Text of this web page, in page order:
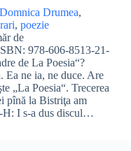
Domnica Drumea
, poezie
de
978-606-8513-21-
de La Poesia“?
Ea ne ia, ne duce. Are
„La Poesia“. Trecerea
pînă la Bistriţa am
H: I s-a dus discul…